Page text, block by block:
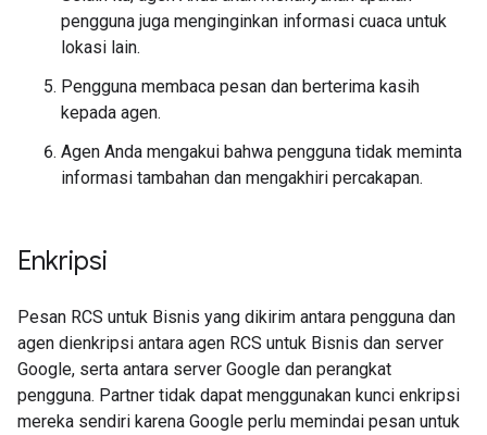
pengguna juga menginginkan informasi cuaca untuk
lokasi lain.
Pengguna membaca pesan dan berterima kasih
kepada agen.
Agen Anda mengakui bahwa pengguna tidak meminta
informasi tambahan dan mengakhiri percakapan.
Enkripsi
Pesan RCS untuk Bisnis yang dikirim antara pengguna dan
agen dienkripsi antara agen RCS untuk Bisnis dan server
Google, serta antara server Google dan perangkat
pengguna. Partner tidak dapat menggunakan kunci enkripsi
mereka sendiri karena Google perlu memindai pesan untuk